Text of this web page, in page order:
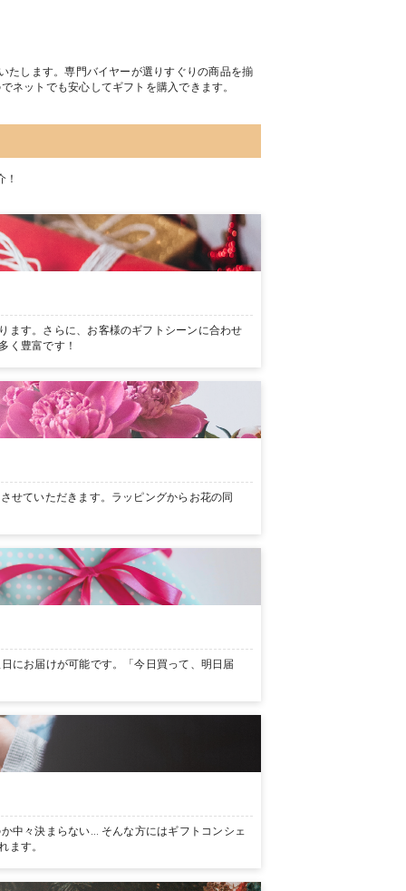
たします。専門バイヤーが選りすぐりの商品を揃
ネットでも安心してギフトを購入できます。
ます。さらに、お客様のギフトシーンに合わせ
く豊富です！
せていただきます。ラッピングからお花の同
にお届けが可能です。「今日買って、明日届
中々決まらない… そんな方にはギフトコンシェ
ます。